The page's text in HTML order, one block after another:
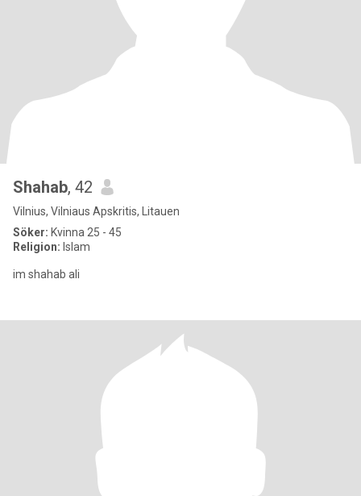
Shahab, 42
Vilnius, Vilniaus Apskritis, Litauen
Söker: Kvinna 25 - 45
Religion: Islam
im shahab ali